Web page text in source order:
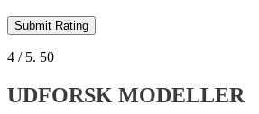
Submit Rating
4 / 5. 50
UDFORSK MODELLER